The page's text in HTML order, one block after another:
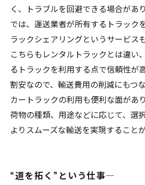
く、トラブルを回避できる場合があ
では、運送業者が所有するトラック
ラックシェアリングというサービス
こちらもレンタルトラックとは違い
るトラックを利用する点で信頼性が
割安なので、輸送費用の削減にもつ
カートラックの利用も便利な面があ
荷物の種類、用途などに応じて、選
よりスムーズな輸送を実現すること
“道を拓く”という仕事―